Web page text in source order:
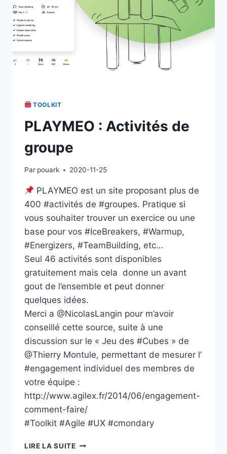
TOOLKIT
PLAYMEO : Activités de
groupe
Par pouark 2020-11-25
PLAYMEO est un site proposant plus de
400 #activités de #groupes. Pratique si
vous souhaiter trouver un exercice ou une
base pour vos #IceBreakers, #Warmup,
#Energizers, #TeamBuilding, etc…
Seul 46 activités sont disponibles
gratuitement mais cela donne un avant
gout de l’ensemble et peut donner
quelques idées.
Merci a @NicolasLangin pour m’avoir
conseillé cette source, suite à une
discussion sur le « Jeu des #Cubes » de
@Thierry Montule, permettant de mesurer l’
#engagement individuel des membres de
votre équipe :
http://www.agilex.fr/2014/06/engagement-
comment-faire/
#Toolkit #Agile #UX #cmondary
LIRE LA SUITEPLAYMEO